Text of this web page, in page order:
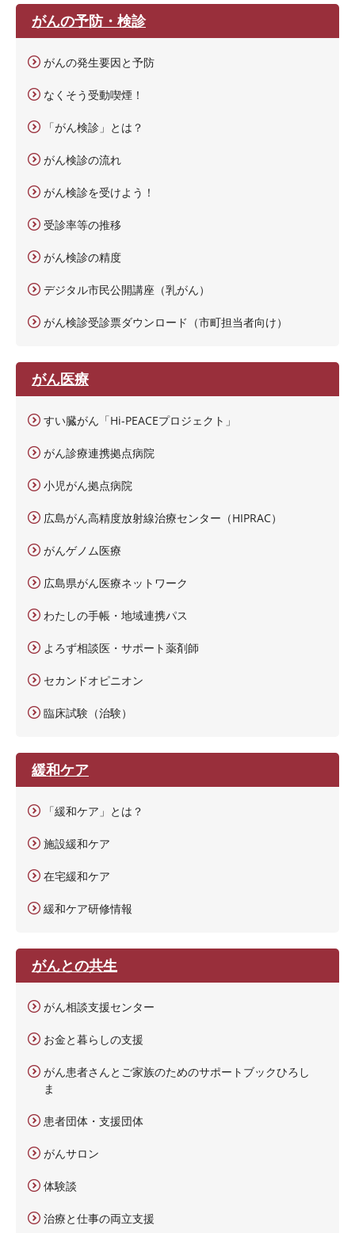
がんの予防・検診
がんの発生要因と予防
なくそう受動喫煙！
「がん検診」とは？
がん検診の流れ
がん検診を受けよう！
受診率等の推移
がん検診の精度
デジタル市民公開講座（乳がん）
がん検診受診票ダウンロード（市町担当者向け）
がん医療
すい臓がん「Hi-PEACEプロジェクト」
がん診療連携拠点病院
小児がん拠点病院
広島がん高精度放射線治療センター（HIPRAC）
がんゲノム医療
広島県がん医療ネットワーク
わたしの手帳・地域連携パス
よろず相談医・サポート薬剤師
セカンドオピニオン
臨床試験（治験）
緩和ケア
「緩和ケア」とは？
施設緩和ケア
在宅緩和ケア
緩和ケア研修情報
がんとの共生
がん相談支援センター
お金と暮らしの支援
がん患者さんとご家族のためのサポートブックひろし
ま
患者団体・支援団体
がんサロン
体験談
治療と仕事の両立支援